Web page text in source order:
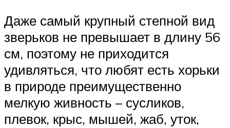
Даже самый крупный степной вид
зверьков не превышает в длину 56
см, поэтому не приходится
удивляться, что любят есть хорьки
в природе преимущественно
мелкую живность – сусликов,
плевок, крыс, мышей, жаб, уток,